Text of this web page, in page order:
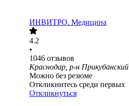
ИНВИТРО. Медицина
4.2
•
1046 отзывов
Краснодар, р-н Прикубанский
Можно без резюме
Откликнитесь среди первых
Откликнуться